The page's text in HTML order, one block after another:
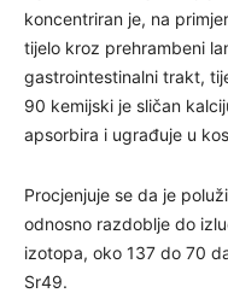
koncentriran je, na
tijelo kroz prehrambeni
gastrointestinalni trakt,
90 kemijski je sličan
apsorbira i ugrađuje u
Procjenjuje se da je
odnosno razdoblje do
izotopa, oko 137 do 70
Sr49.